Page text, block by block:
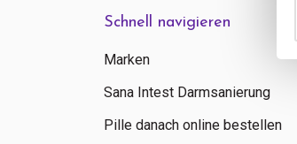
Schnell navigieren
Marken
Sana Intest Darmsanierung
Pille danach online bestellen